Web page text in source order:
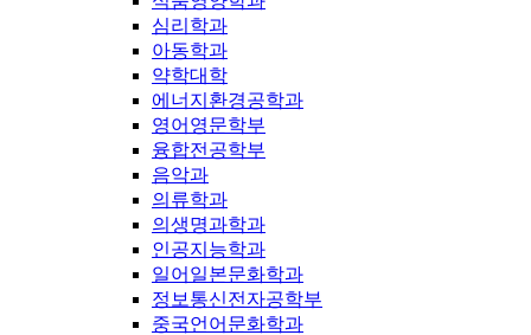
심리학과
아동학과
약학대학
에너지환경공학과
영어영문학부
융합전공학부
음악과
의류학과
의생명과학과
인공지능학과
일어일본문화학과
정보통신전자공학부
중국언어문화학과